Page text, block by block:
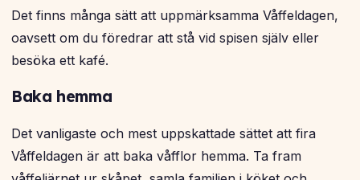
Det finns många sätt att uppmärksamma Våffeldagen,
oavsett om du föredrar att stå vid spisen själv eller
besöka ett kafé.
Baka hemma
Det vanligaste och mest uppskattade sättet att fira
Våffeldagen är att baka våfflor hemma. Ta fram